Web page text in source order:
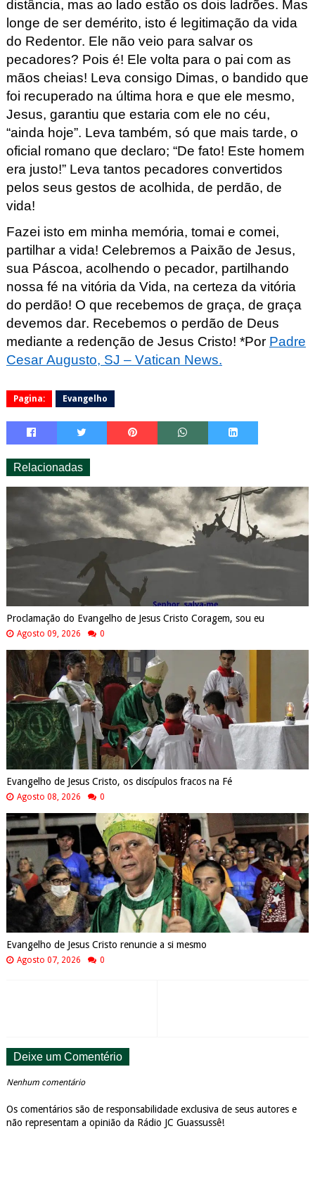
distância, mas ao lado estão os dois ladrões. Mas
longe de ser demérito, isto é legitimação da vida
do Redentor. Ele não veio para salvar os
pecadores? Pois é! Ele volta para o pai com as
mãos cheias! Leva consigo Dimas, o bandido que
foi recuperado na última hora e que ele mesmo,
Jesus, garantiu que estaria com ele no céu,
“ainda hoje”. Leva também, só que mais tarde, o
oficial romano que declaro; “De fato! Este homem
era justo!” Leva tantos pecadores convertidos
pelos seus gestos de acolhida, de perdão, de
vida!
Fazei isto em minha memória, tomai e comei,
partilhar a vida! Celebremos a Paixão de Jesus,
sua Páscoa, acolhendo o pecador, partilhando
nossa fé na vitória da Vida, na certeza da vitória
do perdão! O que recebemos de graça, de graça
devemos dar. Recebemos o perdão de Deus
mediante a redenção de Jesus Cristo! *Por Padre
Cesar Augusto, SJ – Vatican News.
Pagina: Evangelho
Relacionadas
Proclamação do Evangelho de Jesus Cristo Coragem, sou eu
Agosto 09, 2026 0
Evangelho de Jesus Cristo, os discípulos fracos na Fé
Agosto 08, 2026 0
Evangelho de Jesus Cristo renuncie a si mesmo
Agosto 07, 2026 0
Deixe um Comentério
Nenhum comentário
Os comentários são de responsabilidade exclusiva de seus autores e
não representam a opinião da Rádio JC Guassussê!